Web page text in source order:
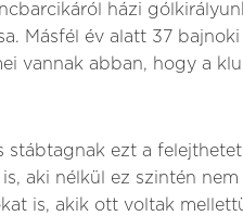
házi
Másfél év alatt 37
vannak abban, hogy a
stábtagnak ezt a
aki nélkül ez szintén
is, akik ott voltak